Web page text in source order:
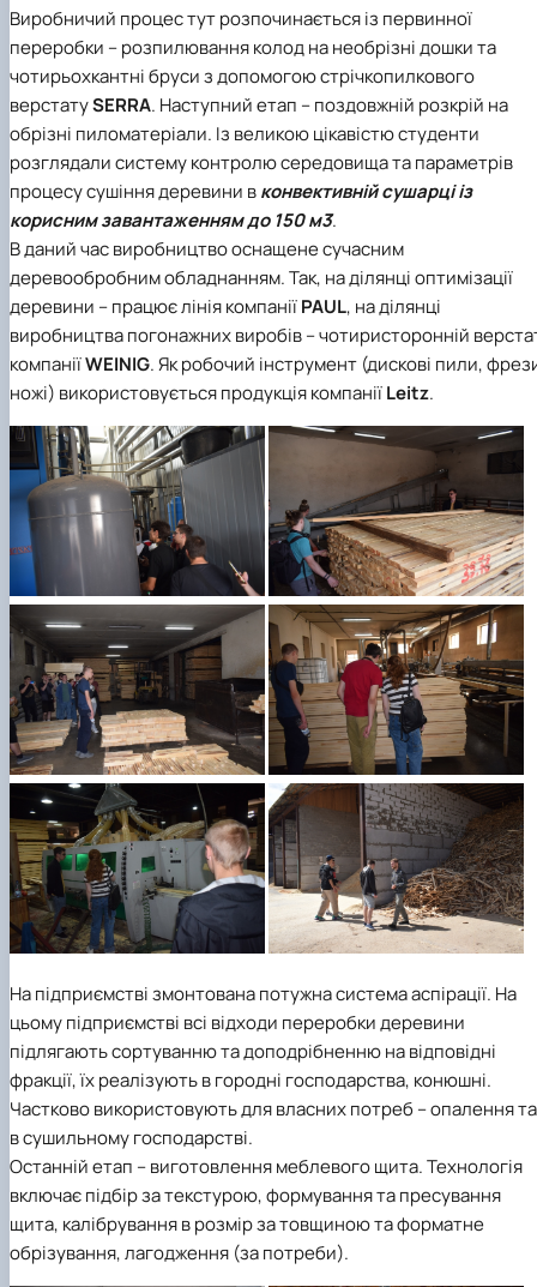
Виробничий процес тут розпочинається із первинної
переробки – розпилювання колод на необрізні дошки та
чотирьохкантні бруси з допомогою стрічкопилкового
верстатуSERRA. Наступний етап – поздовжній розкрій на
обрізні пиломатеріали. Із великою цікавістю студенти
розглядали систему контролю середовища та параметрів
процесу сушіння деревини вконвективній сушарці із
корисним завантаженням до 150 м3.
В даний час виробництво оснащене сучасним
деревообробним обладнанням. Так, на ділянці оптимізації
деревини – працює лінія компаніїPAUL, на ділянці
виробництва погонажних виробів – чотиристоронній
компаніїWEINIG. Як робочий інструмент (дискові пили,
ножі) використовується продукція компаніїLeitz.
На підприємстві змонтована потужна система аспірації. На
цьому підприємстві всі відходи переробки деревини
підлягають сортуванню та доподрібненню на відповідні
фракції, їх реалізують в городні господарства, конюшні.
Частково використовують для власних потреб – опалення та
в сушильному господарстві.
Останній етап – виготовлення меблевого щита. Технологія
включає підбір за текстурою, формування та пресування
щита, калібрування в розмір за товщиною та форматне
обрізування, лагодження (за потреби).